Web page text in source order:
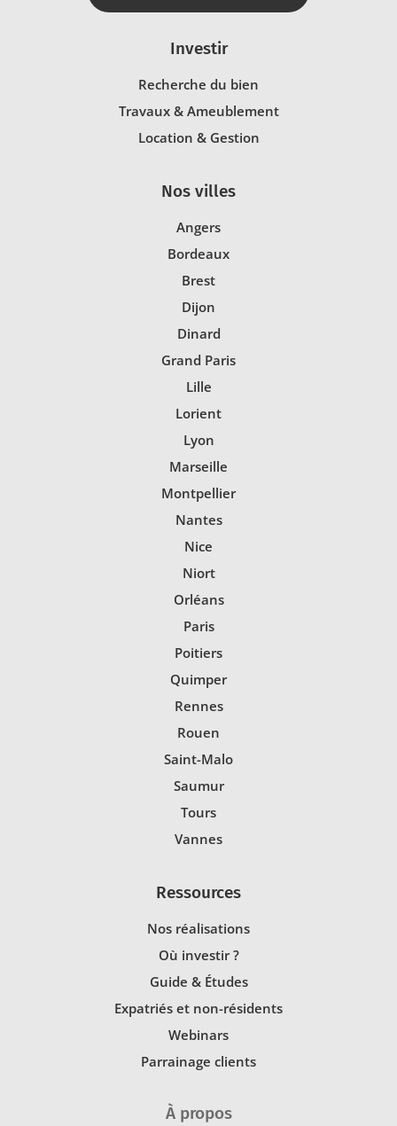
Investir
Recherche du bien
Travaux & Ameublement
Location & Gestion
Nos villes
Angers
Bordeaux
Brest
Dijon
Dinard
Grand Paris
Lille
Lorient
Lyon
Marseille
Montpellier
Nantes
Nice
Niort
Orléans
Paris
Poitiers
Quimper
Rennes
Rouen
Saint-Malo
Saumur
Tours
Vannes
Ressources
Nos réalisations
Où investir ?
Guide & Études
Expatriés et non-résidents
Webinars
Parrainage clients
À propos